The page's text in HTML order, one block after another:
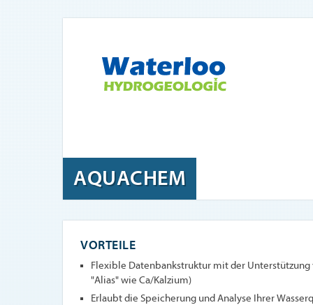
AQUACHEM
VORTEILE
Flexible Datenbankstruktur mit der
"Alias" wie Ca/Kalzium)
Erlaubt die Speicherung und Analyse Ihrer